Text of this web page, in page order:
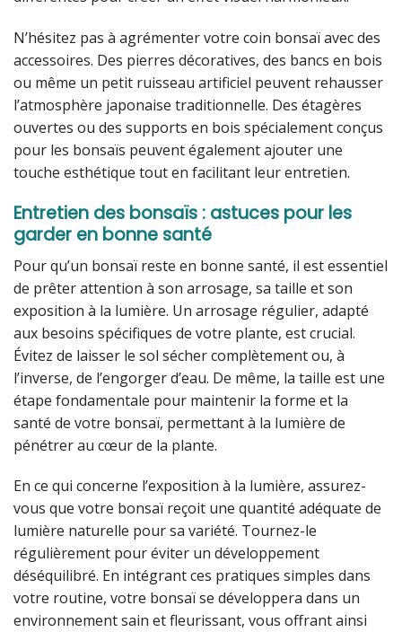
N’hésitez pas à agrémenter votre coin bonsaï avec des
accessoires. Des pierres décoratives, des bancs en bois
ou même un petit ruisseau artificiel peuvent rehausser
l’atmosphère japonaise traditionnelle. Des étagères
ouvertes ou des supports en bois spécialement conçus
pour les bonsaïs peuvent également ajouter une
touche esthétique tout en facilitant leur entretien.
Entretien des bonsaïs : astuces pour les
garder en bonne santé
Pour qu’un bonsaï reste en bonne santé, il est essentiel
de prêter attention à son arrosage, sa taille et son
exposition à la lumière. Un arrosage régulier, adapté
aux besoins spécifiques de votre plante, est crucial.
Évitez de laisser le sol sécher complètement ou, à
l’inverse, de l’engorger d’eau. De même, la taille est une
étape fondamentale pour maintenir la forme et la
santé de votre bonsaï, permettant à la lumière de
pénétrer au cœur de la plante.
En ce qui concerne l’exposition à la lumière, assurez-
vous que votre bonsaï reçoit une quantité adéquate de
lumière naturelle pour sa variété. Tournez-le
régulièrement pour éviter un développement
déséquilibré. En intégrant ces pratiques simples dans
votre routine, votre bonsaï se développera dans un
environnement sain et fleurissant, vous offrant ainsi